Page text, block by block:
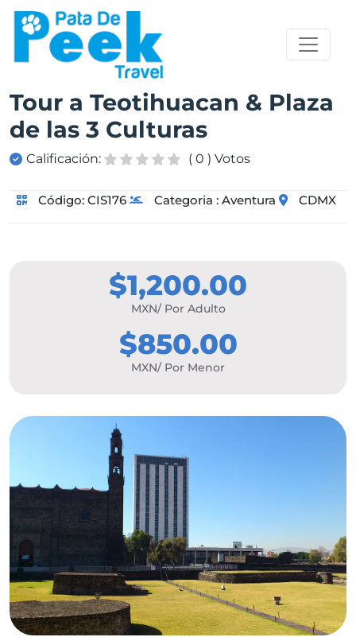
Tour a Teotihuacan & Plaza
de las 3 Culturas
Calificación: ( 0 ) Votos
Código: CIS176 Categoria : Aventura CDMX
$1,200.00
MXN/ Por Adulto
$850.00
MXN/ Por Menor